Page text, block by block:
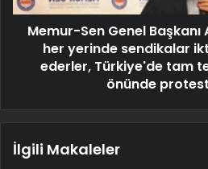
Memur-Sen Genel Başkanı
her yerinde sendikalar
ederler, Türkiye'de tam
önünde
İlgili Makaleler